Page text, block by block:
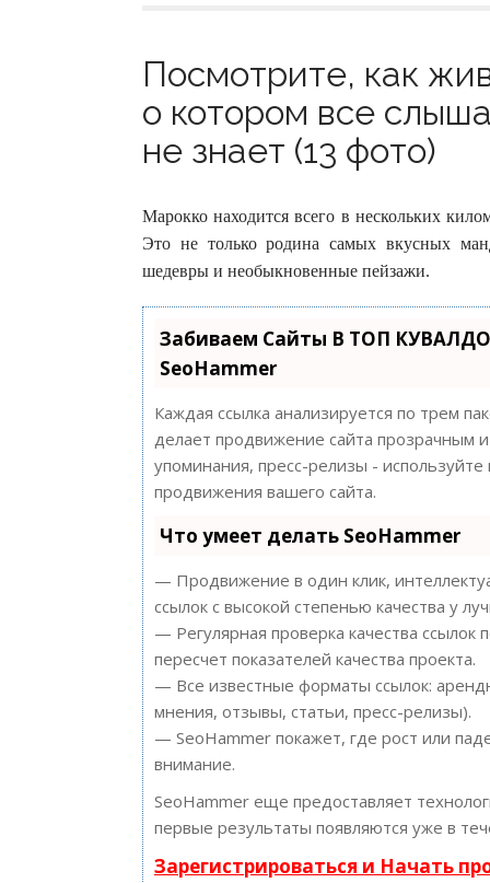
Посмотрите, как
о котором все
не знает (13 фото)
Марокко находится всего в нескольких
Это не только родина самых вкусных
шедевры и необыкновенные пейзажи.
Забиваем Сайты В ТОП
SeoHammer
Каждая ссылка анализируется по трем
делает продвижение сайта прозрачным
упоминания, пресс-релизы -
продвижения вашего сайта.
Что умеет делать SeoHammer
— Продвижение в один клик,
ссылок с высокой степенью качества у
— Регулярная проверка качества
пересчет показателей качества проекта.
— Все известные форматы ссылок:
мнения, отзывы, статьи, пресс-релизы).
— SeoHammer покажет, где рост или
внимание.
SeoHammer еще предоставляет
первые результаты появляются уже в
Зарегистрироваться и Начать